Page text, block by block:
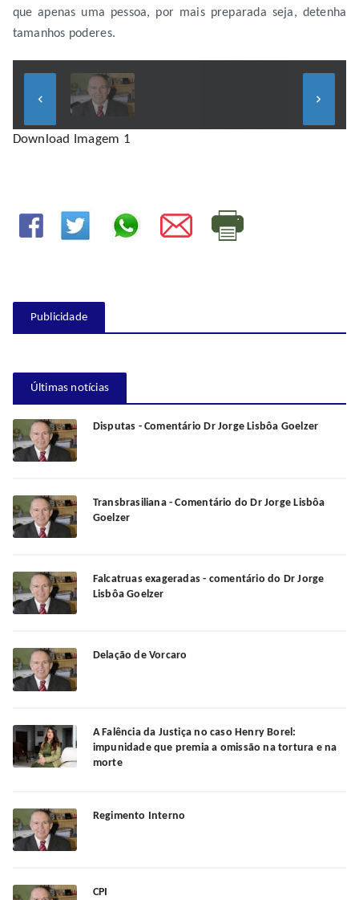
que apenas uma pessoa, por mais preparada seja, detenha
tamanhos poderes.
keyboard_arrow_left keyboard_arrow_right
Download Imagem 1
Publicidade
Últimas notícias
Disputas - Comentário Dr Jorge Lisbôa Goelzer
Transbrasiliana - Comentário do Dr Jorge Lisbôa
Goelzer
Falcatruas exageradas - comentário do Dr Jorge
Lisbôa Goelzer
Delação de Vorcaro
A Falência da Justiça no caso Henry Borel:
impunidade que premia a omissão na tortura e na
morte
Regimento Interno
CPI